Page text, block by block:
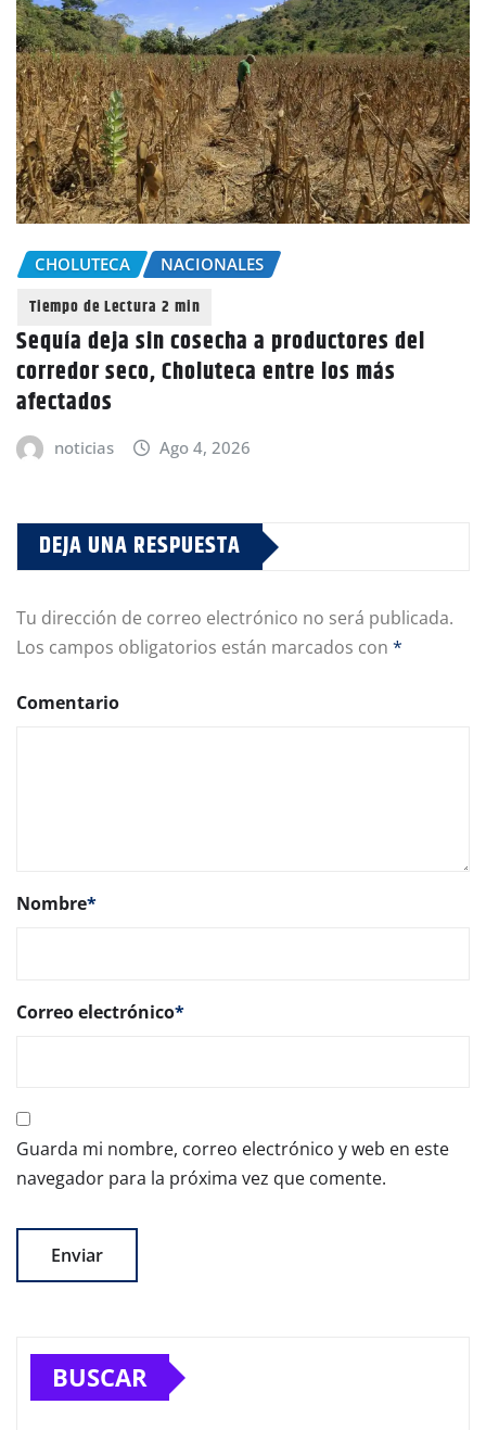
CHOLUTECA NACIONALES
Sequía deja sin cosecha a productores del
corredor seco, Choluteca entre los más
afectados
noticias Ago 4, 2026
DEJA UNA RESPUESTA
Tu dirección de correo electrónico no será publicada.
Los campos obligatorios están marcados con *
Comentario
Nombre*
Correo electrónico*
Guarda mi nombre, correo electrónico y web en este
navegador para la próxima vez que comente.
BUSCAR